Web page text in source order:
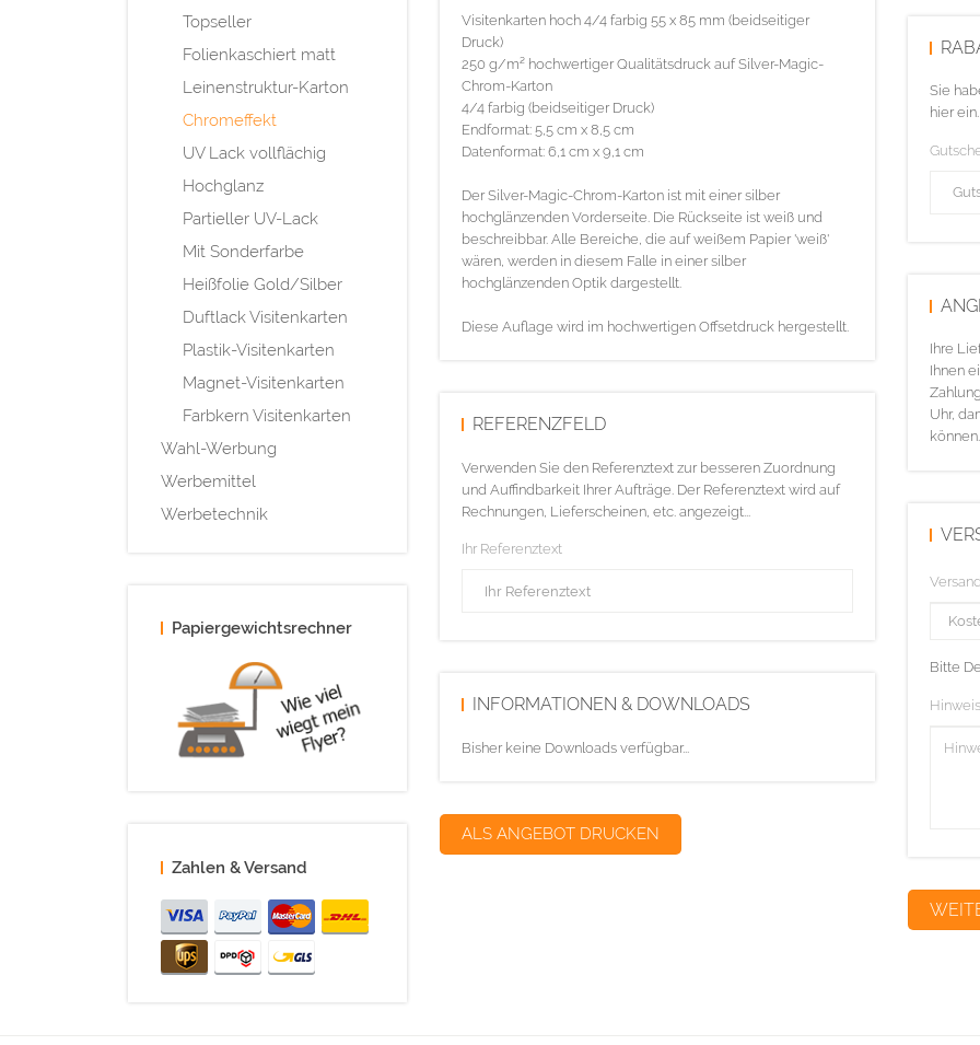
Topseller
Folienkaschiert matt
Leinenstruktur-Karton
Chromeffekt
UV Lack vollflächig
Hochglanz
Partieller UV-Lack
Mit Sonderfarbe
Heißfolie Gold/Silber
Duftlack Visitenkarten
Plastik-Visitenkarten
Magnet-Visitenkarten
Farbkern Visitenkarten
Wahl-Werbung
Werbemittel
Werbetechnik
Papiergewichtsrechner
Zahlen & Versand
Visitenkarten hoch 4/4 farbig 55 x 85 mm (beidseitiger
Druck)
250 g/m² hochwertiger Qualitätsdruck auf Silver-Magic-
Chrom-Karton
4/4 farbig (beidseitiger Druck)
Endformat: 5,5 cm x 8,5 cm
Datenformat: 6,1 cm x 9,1 cm
Der Silver-Magic-Chrom-Karton ist mit einer silber
hochglänzenden Vorderseite. Die Rückseite ist weiß und
beschreibbar. Alle Bereiche, die auf weißem Papier 'weiß'
wären, werden in diesem Falle in einer silber
hochglänzenden Optik dargestellt.
Diese Auflage wird im hochwertigen Offsetdruck hergestellt.
REFERENZFELD
Verwenden Sie den Referenztext zur besseren Zuordnung
und Auffindbarkeit Ihrer Aufträge. Der Referenztext wird auf
Rechnungen, Lieferscheinen, etc. angezeigt...
Ihr Referenztext
INFORMATIONEN & DOWNLOADS
Bisher keine Downloads verfügbar...
ALS ANGEBOT DRUCKEN
Sie
hier ein.
Ihre
Ihnen
Uhr,
können.
Bitte